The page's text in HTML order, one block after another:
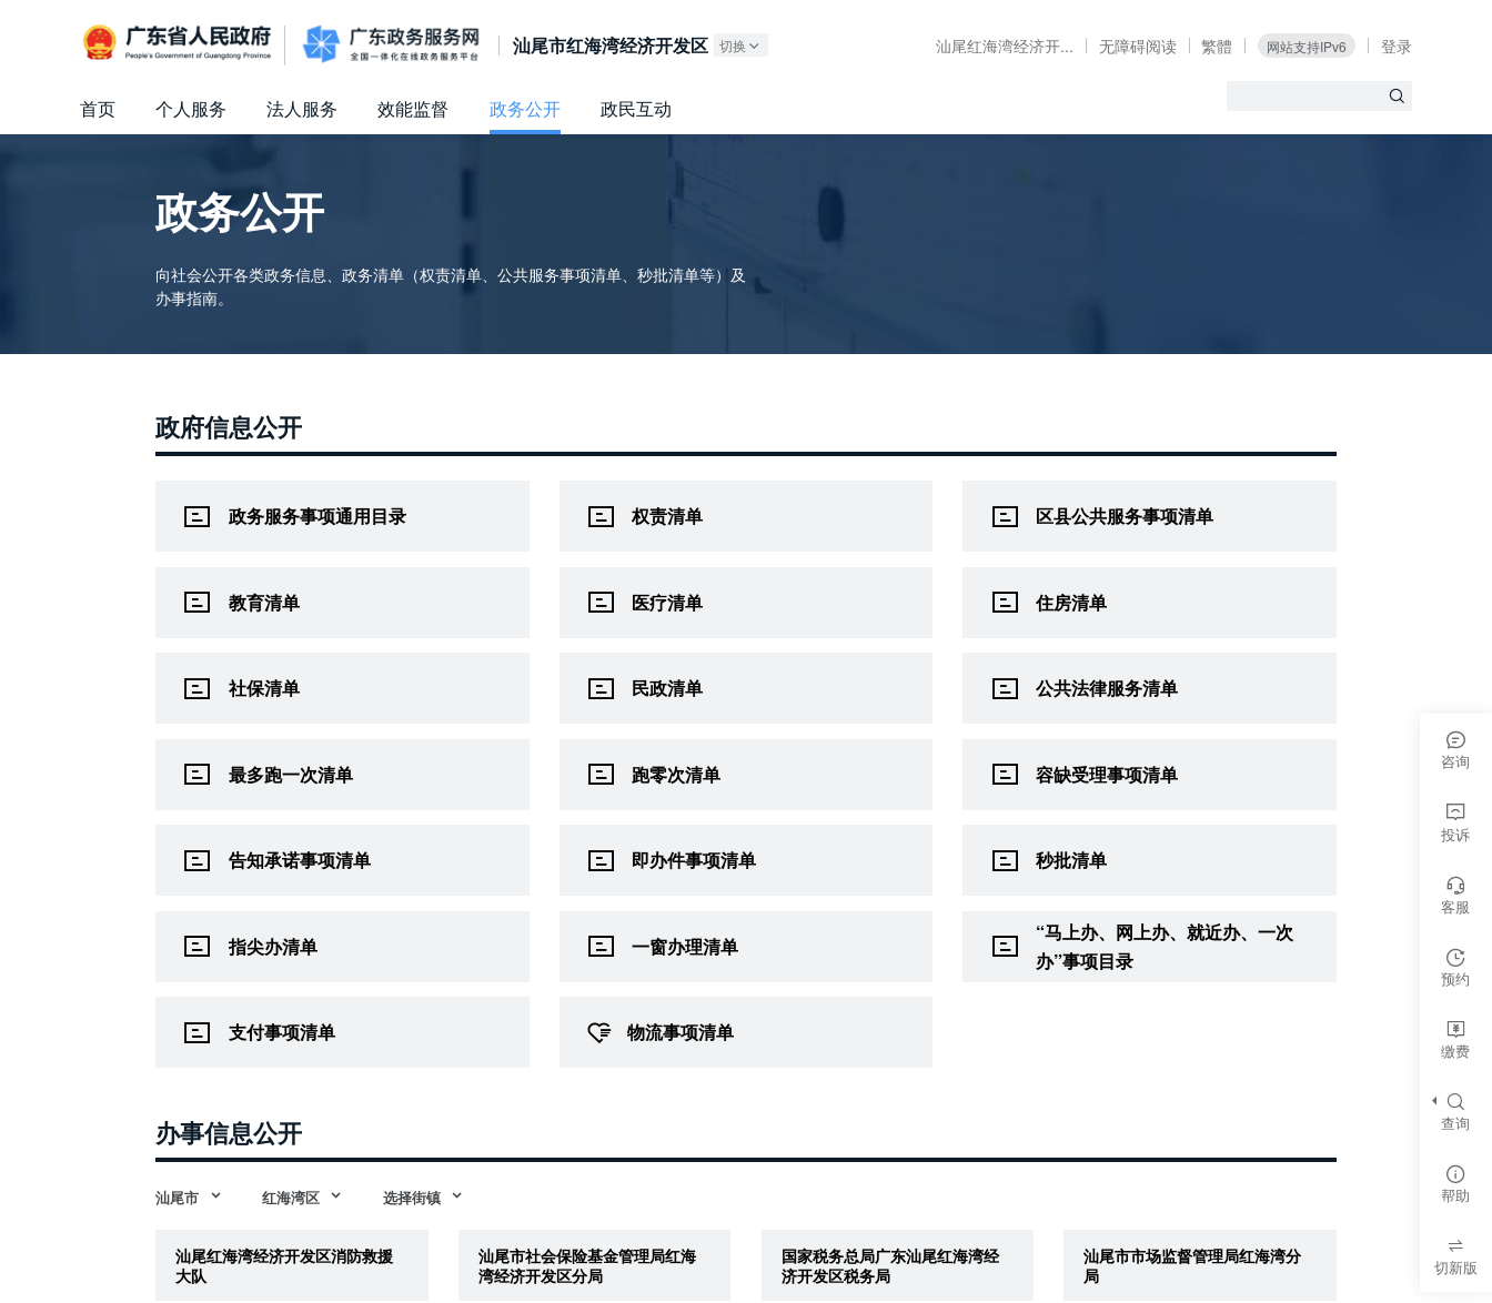
广东省人民政府 广东政务服务网
汕尾市红海湾经济开发区 切换 汕尾红海湾经济开... 无障碍阅读 繁體 网站支持IPv6 登录
首页 个人服务 法人服务 效能监督 政务公开 政民互动
政务公开
向社会公开各类政务信息、政务清单（权责清单、公共服务事项清单、秒批清单等）及
办事指南。
政府信息公开
政务服务事项通用目录 权责清单 区县公共服务事项清单
教育清单 医疗清单 住房清单
社保清单 民政清单 公共法律服务清单
最多跑一次清单 跑零次清单 容缺受理事项清单
告知承诺事项清单 即办件事项清单 秒批清单
指尖办清单 一窗办理清单
“马上办、网上办、就近办、一次
办”事项目录
支付事项清单 物流事项清单
办事信息公开
汕尾市 红海湾区 选择街镇
汕尾红海湾经济开发区消防救援
大队
汕尾市社会保险基金管理局红海
湾经济开发区分局
国家税务总局广东汕尾红海湾经
济开发区税务局
汕尾市市场监督管理局红海湾分
局
咨询
投诉
客服
预约
缴费
查询
帮助
切新版